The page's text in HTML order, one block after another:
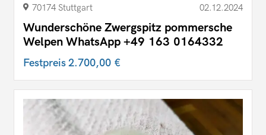
70174 Stuttgart 02.12.2024
Wunderschöne Zwergspitz pommersche
Welpen WhatsApp ‪+49 163 0164332‬
Festpreis2.700,00 €